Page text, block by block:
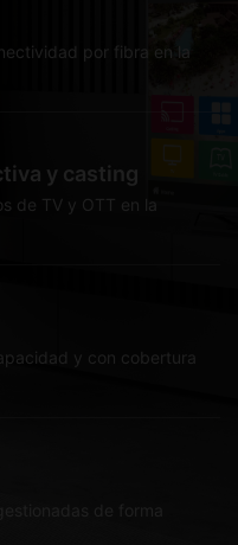
por fibra en la
y casting
de TV y OTT en la
y con cobertura
de forma